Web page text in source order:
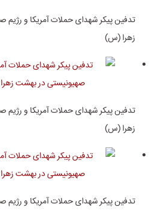
تدفین پیکر شهدای حملات آمریکا و
زهرا (س)
تدفین پیکر شهدای حملات آمریکا و
زهرا (س)
تدفین پیکر شهدای حملات آمریکا و